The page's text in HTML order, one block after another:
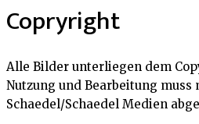
Copryright
Alle Bilder unterliegen dem
Nutzung und Bearbeitung muss
Schaedel/Schaedel Medien